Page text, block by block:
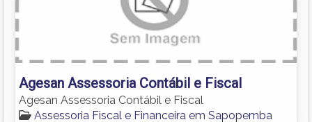
Agesan Assessoria Contábil e Fiscal
Agesan Assessoria Contábil e Fiscal
Assessoria Fiscal e Financeira em Sapopemba